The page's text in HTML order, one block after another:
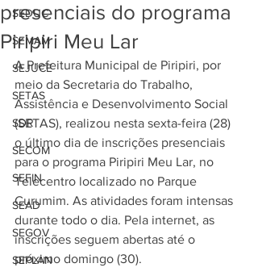
SEDUC
SEMAM
SEJUCE
SETAS
SDR
SECOM
SEFIN
SEAD
SEGOV
SEPLAN
presenciais do programa
Piripiri Meu Lar
A Prefeitura Municipal de Piripiri, por
meio da Secretaria do Trabalho,
Assistência e Desenvolvimento Social
(SETAS), realizou nesta sexta-feira (28)
o último dia de inscrições presenciais
para o programa Piripiri Meu Lar, no
Telecentro localizado no Parque
Curumim. As atividades foram intensas
durante todo o dia. Pela internet, as
inscrições seguem abertas até o
próximo domingo (30).